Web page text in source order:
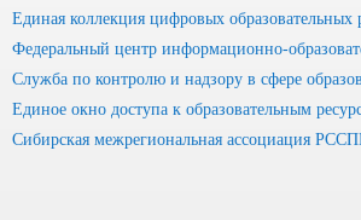
Единая коллекция цифровых образовательных
Федеральный центр информационно-
Служба по контролю и надзору в сфере
Единое окно доступа к образовательным
Сибирская межрегиональная ассоциация